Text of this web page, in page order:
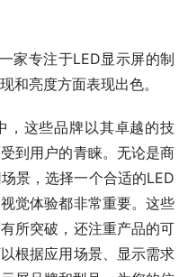
家专注于LED显示屏的制
和亮度方面表现出色。
，这些品牌以其卓越的技
到用户的青睐。无论是商
景，选择一个合适的LED
觉体验都非常重要。这些
所突破，还注重产品的可
根据应用场景、显示需求